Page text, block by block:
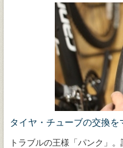
タイヤ・チューブの交換を
トラブルの王様「パンク」